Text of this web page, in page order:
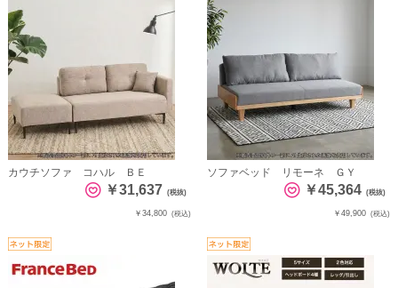
カウチソファ コハル ＢＥ
￥31,637 (税抜)
￥34,800 (税込)
ソファベッド リモーネ ＧＹ
￥45,364 (税抜)
￥49,900 (税込)